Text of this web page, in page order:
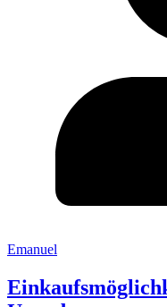
Emanuel